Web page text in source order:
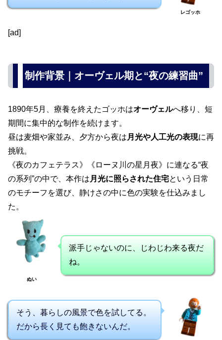
レゴッホ
[ad]
制作背景｜オーヴェル期と“夜の練習曲”
1890年5月、療養を終えたゴッホはオーヴェルへ移り、短
期間に集中的な制作を続けます。
昼は麦畑や家並み、夕方から夜は 月光や人工光の表現に再
挑戦。
《夜のカフェテラス》《ローヌ川の星月夜》に連なる“夜
の系列”の中で、本作は 月光に照らされた住宅という日常
のモチーフを選び、静けさの中に色の実験を仕込みまし
た。
ぬい
派手じゃないのに、じわじわ来る夜だ
ね。
そう、暮らしの風景で色を試してる。
だから長く見ても飽きないんだ。